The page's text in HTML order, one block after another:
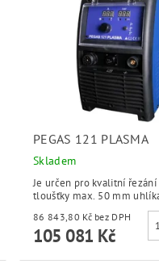
PEGAS 121 PLASMA
Skladem
Je určen pro kvalitní
tloušťky max. 50 mm
86 843,80 Kč bez DPH
105 081 Kč